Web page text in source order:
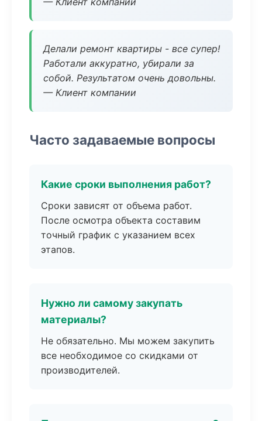
Делали ремонт квартиры - все супер!
Работали аккуратно, убирали за
собой. Результатом очень довольны.
— Клиент компании
Часто задаваемые вопросы
Какие сроки выполнения работ?
Сроки зависят от объема работ.
После осмотра объекта составим
точный график с указанием всех
этапов.
Нужно ли самому закупать
материалы?
Не обязательно. Мы можем закупить
все необходимое со скидками от
производителей.